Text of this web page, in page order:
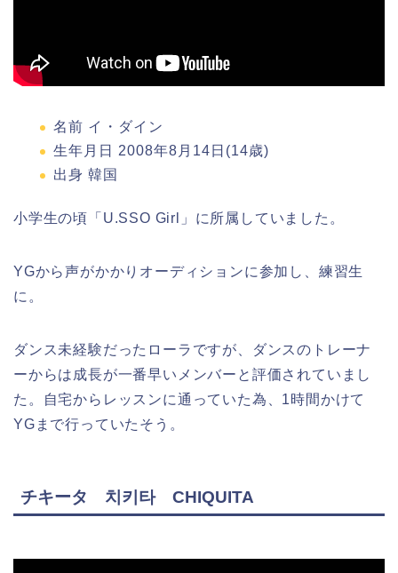
名前 イ・ダイン
生年月日 2008年8月14日(14歳)
出身 韓国
小学生の頃「U.SSO Girl」に所属していました。
YGから声がかかりオーディションに参加し、練習生
に。
ダンス未経験だったローラですが、ダンスのトレーナ
ーからは成長が一番早いメンバーと評価されていまし
た。自宅からレッスンに通っていた為、1時間かけて
YGまで行っていたそう。
チキータ 치키타 CHIQUITA